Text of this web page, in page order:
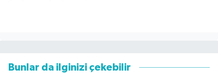
Bunlar da ilginizi çekebilir